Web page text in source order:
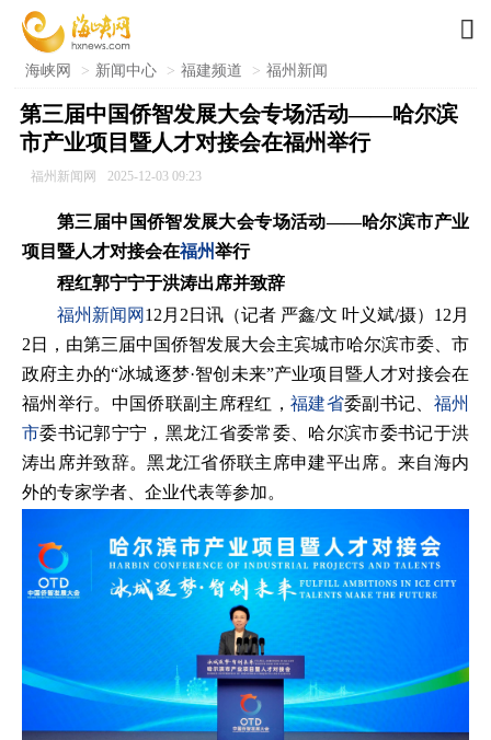

海峡网 > 新闻中心 > 福建频道 > 福州新闻
第三届中国侨智发展大会专场活动——哈尔滨
市产业项目暨人才对接会在福州举行
福州新闻网 2025-12-03 09:23
第三届中国侨智发展大会专场活动——哈尔滨市产业
项目暨人才对接会在福州举行
程红郭宁宁于洪涛出席并致辞
福州新闻网 12月2日讯（记者 严鑫/文 叶义斌/摄）12月
2日，由第三届中国侨智发展大会主宾城市哈尔滨市委、市
政府主办的“冰城逐梦·智创未来”产业项目暨人才对接会在
福州举行。中国侨联副主席程红， 福建省委副书记、 福州
市委书记郭宁宁，黑龙江省委常委、哈尔滨市委书记于洪
涛出席并致辞。黑龙江省侨联主席申建平出席。来自海内
外的专家学者、企业代表等参加。